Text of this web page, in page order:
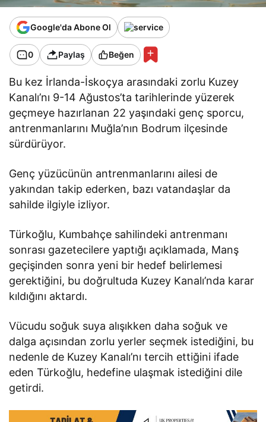
Google'da Abone Ol
0 Paylaş Beğen
Bu kez İrlanda-İskoçya arasındaki zorlu Kuzey
Kanalı’nı 9-14 Ağustos’ta tarihlerinde yüzerek
geçmeye hazırlanan 22 yaşındaki genç sporcu,
antrenmanlarını Muğla’nın Bodrum ilçesinde
sürdürüyor.
Genç yüzücünün antrenmanlarını ailesi de
yakından takip ederken, bazı vatandaşlar da
sahilde ilgiyle izliyor.
Türkoğlu, Kumbahçe sahilindeki antrenmanı
sonrası gazetecilere yaptığı açıklamada, Manş
geçişinden sonra yeni bir hedef belirlemesi
gerektiğini, bu doğrultuda Kuzey Kanalı’nda karar
kıldığını aktardı.
Vücudu soğuk suya alışıkken daha soğuk ve
dalga açısından zorlu yerler seçmek istediğini, bu
nedenle de Kuzey Kanalı’nı tercih ettiğini ifade
eden Türkoğlu, hedefine ulaşmak istediğini dile
getirdi.